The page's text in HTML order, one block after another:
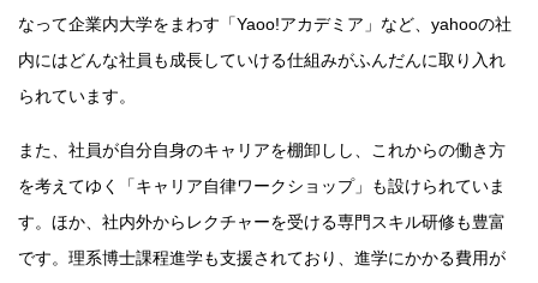
なって企業内大学をまわす「Yaoo!アカデミア」など、yahooの社
内にはどんな社員も成長していける仕組みがふんだんに取り入れ
られています。
また、社員が自分自身のキャリアを棚卸しし、これからの働き方
を考えてゆく「キャリア自律ワークショップ」も設けられていま
す。ほか、社内外からレクチャーを受ける専門スキル研修も豊富
です。理系博士課程進学も支援されており、進学にかかる費用が